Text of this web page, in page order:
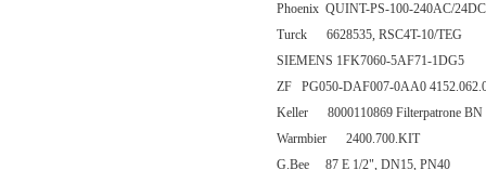
Phoenix QUINT-PS-100-240AC/
Turck 6628535, RSC4T-10/TEG
SIEMENS 1FK7060-5AF71-1DG5
ZF PG050-DAF007-0AA0
Keller 8000110869 Filterpatrone BN
Warmbier 2400.700.KIT
G.Bee 87 E 1/2", DN15, PN40